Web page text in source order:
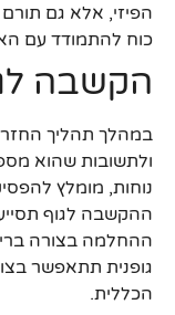
הפיזי, אלא גם
כוח להתמודד עם
הקשבה
במהלך תהליך
ולתשובות שהוא
נוחות, מומלץ
ההקשבה לגוף
ההחלמה בצורה
גופנית תתאפשר
הכללית.